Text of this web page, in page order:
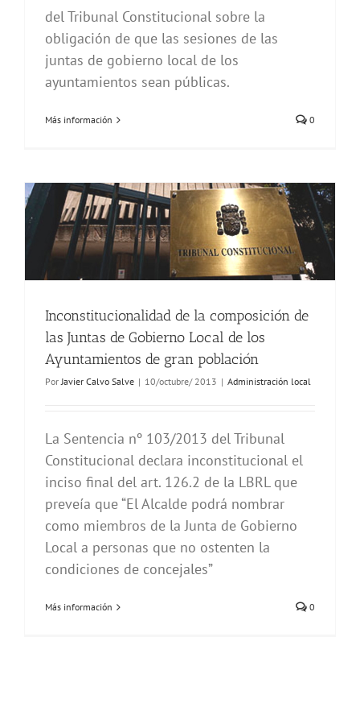
del Tribunal Constitucional sobre la
obligación de que las sesiones de las
juntas de gobierno local de los
ayuntamientos sean públicas.
Más información 0
Inconstitucionalidad de la composición de
las Juntas de Gobierno Local de los
Ayuntamientos de gran población
PorJavier Calvo Salve | 10/octubre/ 2013 | Administración local
La Sentencia nº 103/2013 del Tribunal
Constitucional declara inconstitucional el
inciso final del art. 126.2 de la LBRL que
preveía que “El Alcalde podrá nombrar
como miembros de la Junta de Gobierno
Local a personas que no ostenten la
condiciones de concejales”
Más información 0